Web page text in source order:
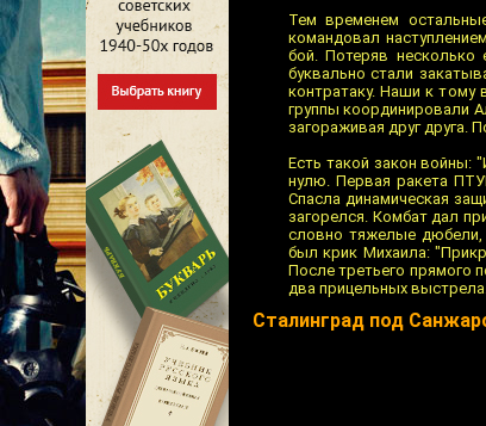
Тем временем
командовал
бой. Потеряв несколько
буквально стали
контратаку. Наши к тому
группы координировали
загораживая друг друга.
Есть такой закон
нулю. Первая ракета
Спасла динамическая
загорелся. Комбат дал
словно тяжелые дюбели,
был крик Михаила:
После третьего прямого
два прицельных
Сталинград под